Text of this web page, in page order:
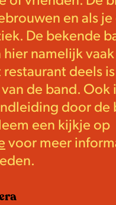
en als
De bekende
hier namelijk
deels
de band.
door de
een kijkje op
voor meer